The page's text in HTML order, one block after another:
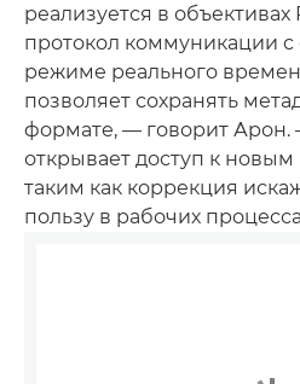
реализуется в объективах
протокол коммуникации с
режиме реального
позволяет сохранять
формате, — говорит Арон.
открывает доступ к
таким как коррекция
пользу в рабочих